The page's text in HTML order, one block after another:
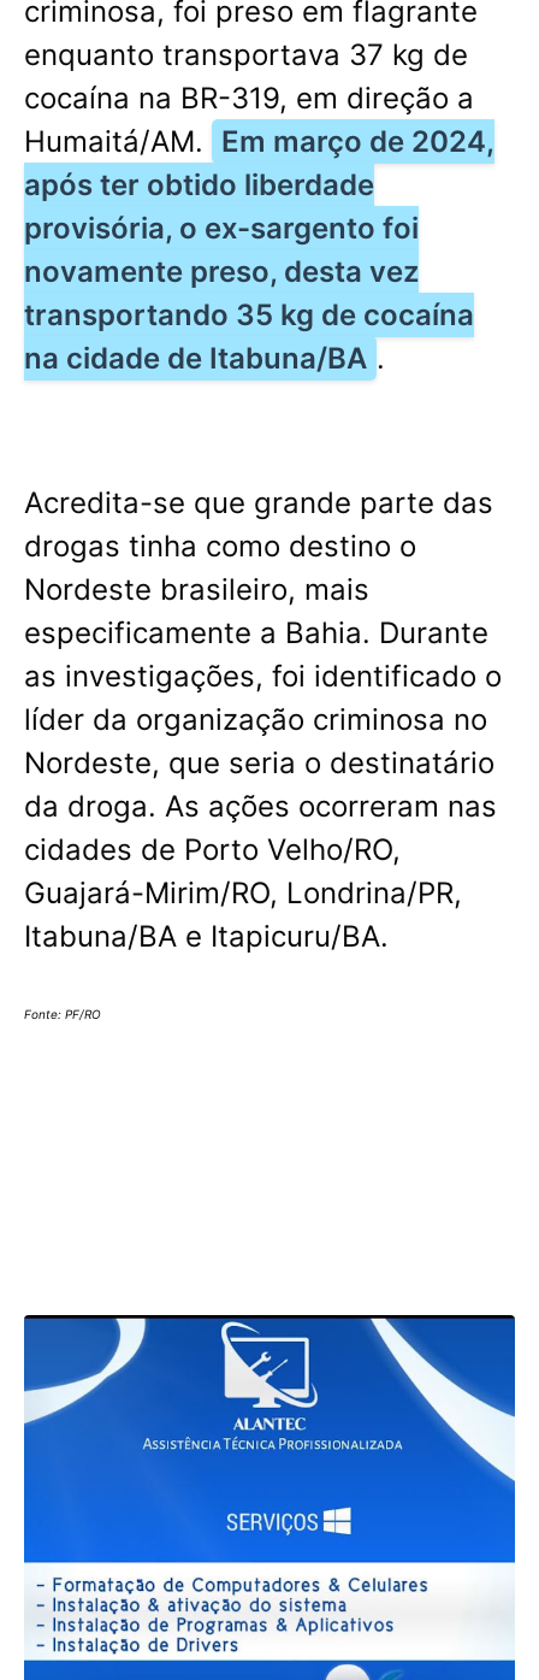
criminosa, foi preso em flagrante
enquanto transportava 37 kg de
cocaína na BR-319, em direção a
Humaitá/AM.
Em março de 2024,
após ter obtido liberdade
provisória, o ex-sargento foi
novamente preso, desta vez
transportando 35 kg de cocaína
na cidade de Itabuna/BA .
Acredita-se que grande parte das
drogas tinha como destino o
Nordeste brasileiro, mais
especificamente a Bahia. Durante
as investigações, foi identificado o
líder da organização criminosa no
Nordeste, que seria o destinatário
da droga. As ações ocorreram nas
cidades de Porto Velho/RO,
Guajará-Mirim/RO, Londrina/PR,
Itabuna/BA e Itapicuru/BA.
Fonte: PF/RO